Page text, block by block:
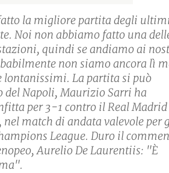
la migliore partita degli
Noi non abbiamo fatto una
quindi se andiamo ai
non siamo ancora lì
lontanissimi. La partita si può
del Napoli, Maurizio Sarri ha
per 3-1 contro il Real
nel match di andata valevole per
League. Duro il
Aurelio De Laurentiis: "È